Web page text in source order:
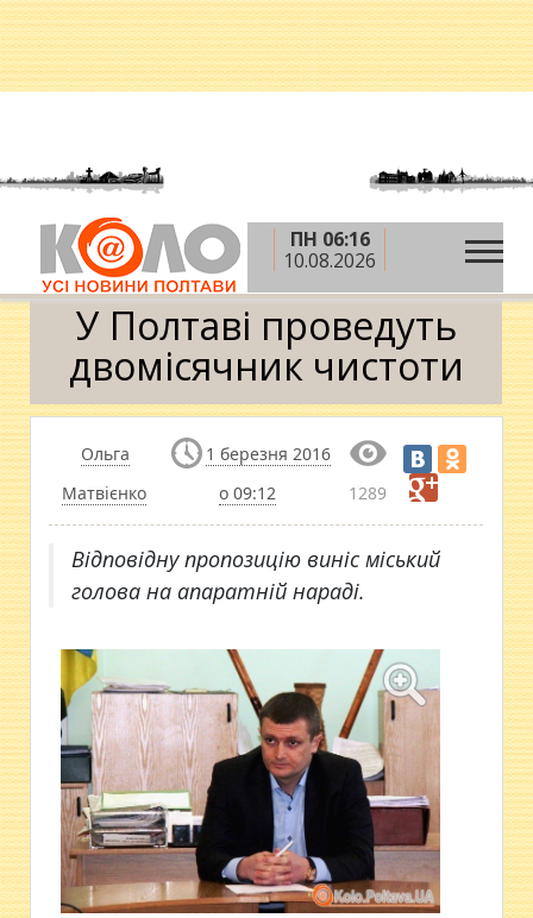
ПН 06:16
10.08.2026
Головна » Новини » Влада »У Полтаві
проведуть двомісячник чистоти
У Полтаві проведуть
двомісячник чистоти
Ольга
Матвієнко
1 березня 2016
о 09:12
1289
Відповідну пропозицію виніс міський
голова на апаратній нараді.